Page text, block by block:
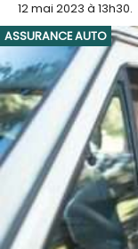
12 mai 2023 à 13h30.
ASSURANCE AUTO